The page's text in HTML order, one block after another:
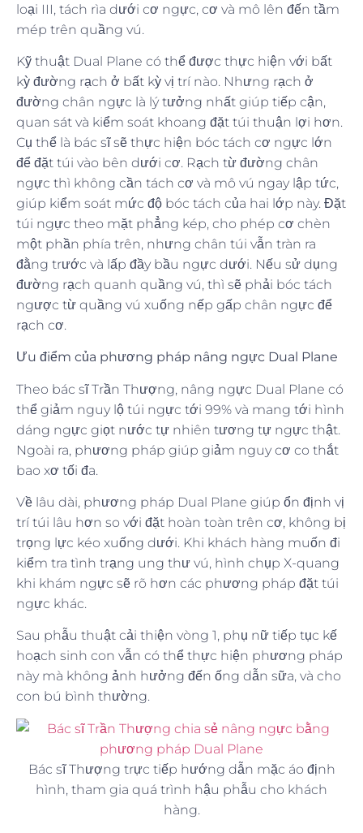
loại III, tách rìa dưới cơ ngực, cơ và mô lên đến tầm
mép trên quầng vú.
Kỹ thuật Dual Plane có thể được thực hiện với bất
kỳ đường rạch ở bất kỳ vị trí nào. Nhưng rạch ở
đường chân ngực là lý tưởng nhất giúp tiếp cận,
quan sát và kiểm soát khoang đặt túi thuận lợi hơn.
Cụ thể là bác sĩ sẽ thực hiện bóc tách cơ ngực lớn
để đặt túi vào bên dưới cơ. Rạch từ đường chân
ngực thì không cần tách cơ và mô vú ngay lập tức,
giúp kiểm soát mức độ bóc tách của hai lớp này. Đặt
túi ngực theo mặt phẳng kép, cho phép cơ chèn
một phần phía trên, nhưng chân túi vẫn tràn ra
đằng trước và lấp đầy bầu ngực dưới. Nếu sử dụng
đường rạch quanh quầng vú, thì sẽ phải bóc tách
ngược từ quầng vú xuống nếp gấp chân ngực để
rạch cơ.
Ưu điểm của phương pháp nâng ngực Dual Plane
Theo bác sĩ Trần Thượng, nâng ngực Dual Plane có
thể giảm nguy lộ túi ngực tới 99% và mang tới hình
dáng ngực giọt nước tự nhiên tương tự ngực thật.
Ngoài ra, phương pháp giúp giảm nguy cơ co thắt
bao xơ tối đa.
Về lâu dài, phương pháp Dual Plane giúp ổn định vị
trí túi lâu hơn so với đặt hoàn toàn trên cơ, không bị
trọng lực kéo xuống dưới. Khi khách hàng muốn đi
kiểm tra tình trạng ung thư vú, hình chụp X-quang
khi khám ngực sẽ rõ hơn các phương pháp đặt túi
ngực khác.
Sau phẫu thuật cải thiện vòng 1, phụ nữ tiếp tục kế
hoạch sinh con vẫn có thể thực hiện phương pháp
này mà không ảnh hưởng đến ống dẫn sữa, và cho
con bú bình thường.
Bác sĩ Thượng trực tiếp hướng dẫn mặc áo định
hình, tham gia quá trình hậu phẫu cho khách
hàng.